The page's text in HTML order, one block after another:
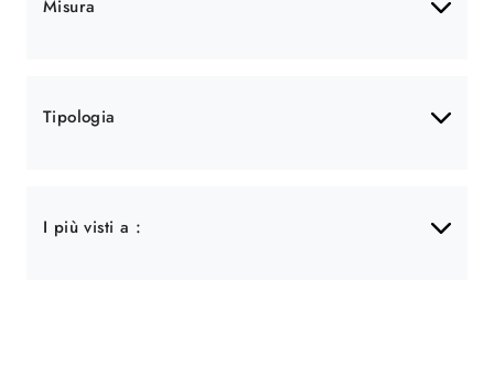
Misura
Tipologia
I più visti a :